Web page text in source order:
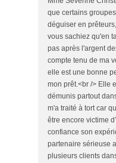
que certains
déguiser en
vous sachiez qu'en
pas après l'argent
compte tenu de ma
elle est une bonne
mon prêt.<br /> Elle
démunis partout
m'a traité à tort car
être encore victime
confiance son
partenaire sérieuse
plusieurs clients